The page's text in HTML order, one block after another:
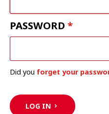
PASSWORD
Did you forget your
LOG IN